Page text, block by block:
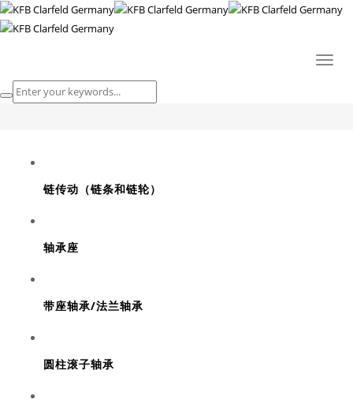
Toggle
轴承
链传动（链条和链轮）
轴承座
带座轴承/法兰轴承
圆柱滚子轴承